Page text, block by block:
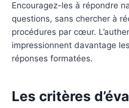
Encouragez-les à répondre
questions, sans chercher à
procédures par cœur.
impressionnent davantage
réponses formatées.
Les critères